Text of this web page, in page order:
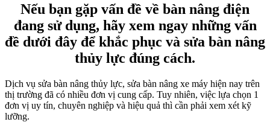
Nếu bạn gặp vấn đề về bàn nâng điện
đang sử dụng, hãy xem ngay những vấn
đề dưới đây để khắc phục và sửa bàn nâng
thủy lực đúng cách.
Dịch vụ sửa bàn nâng thủy lực, sửa bàn nâng xe máy hiện nay trên
thị trường đã có nhiều đơn vị cung cấp. Tuy nhiên, việc lựa chọn 1
đơn vị uy tín, chuyên nghiệp và hiệu quả thì cần phải xem xét kỹ
lưỡng.